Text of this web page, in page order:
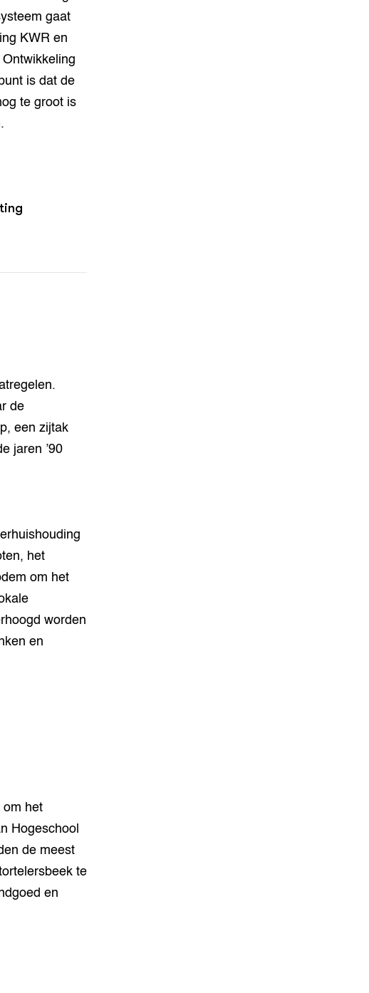
gaat
KWR en
is dat de
te groot is
de
een zijtak
jaren ’90
het
om het
worden
en
om het
Hogeschool
de meest
te
en